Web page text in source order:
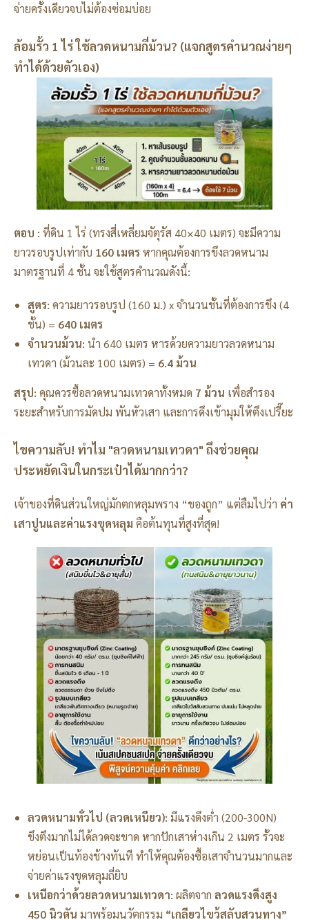
จ่ายครั้งเดียวจบไม่ต้องซ่อมบ่อย
ล้อมรั้ว 1 ไร่ ใช้ลวดหนามกี่ม้วน? (แจกสูตรคำนวณง่ายๆ
ทำได้ด้วยตัวเอง)
ตอบ : ที่ดิน 1 ไร่ (ทรงสี่เหลี่ยมจัตุรัส 40×40 เมตร) จะมีความ
ยาวรอบรูปเท่ากับ 160 เมตรหากคุณต้องการขึงลวดหนาม
มาตรฐานที่ 4 ชั้น จะใช้สูตรคำนวณดังนี้:
สูตร: ความยาวรอบรูป (160 ม.) x จำนวนชั้นที่ต้องการขึง (4
ชั้น) = 640 เมตร
จำนวนม้วน: นำ 640 เมตร หารด้วยความยาวลวดหนาม
เทวดา (ม้วนละ 100 เมตร) = 6.4 ม้วน
สรุป: คุณควรซื้อลวดหนามเทวดาทั้งหมด 7 ม้วน เพื่อสำรอง
ระยะสำหรับการมัดปม พันหัวเสา และการดึงเข้ามุมให้ตึงเปรี๊ยะ
ไขความลับ! ทำไม "ลวดหนามเทวดา" ถึงช่วยคุณ
ประหยัดเงินในกระเป๋าได้มากกว่า?
เจ้าของที่ดินส่วนใหญ่มักตกหลุมพราง “ของถูก” แต่ลืมไปว่า ค่า
เสาปูนและค่าแรงขุดหลุม คือต้นทุนที่สูงที่สุด!
ลวดหนามทั่วไป (ลวดเหนียว): มีแรงดึงต่ำ (200-300N)
ขึงตึงมากไม่ได้ลวดจะขาด หากปักเสาห่างเกิน 2 เมตร รั้วจะ
หย่อนเป็นท้องช้างทันที ทำให้คุณต้องซื้อเสาจำนวนมากและ
จ่ายค่าแรงขุดหลุมถี่ยิบ
เหนือกว่าด้วยลวดหนามเทวดา: ผลิตจาก ลวดแรงดึงสูง
450 นิวตัน มาพร้อมนวัตกรรม “เกลียวไขว้สลับสวนทาง”